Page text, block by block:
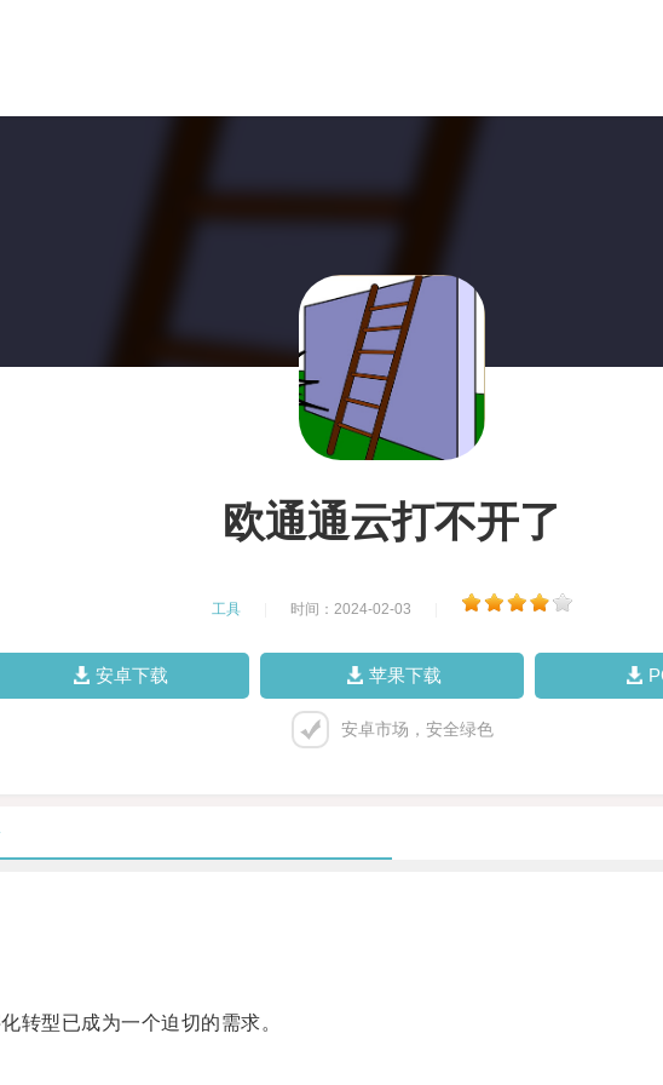
欧通通云打不开了
工具 时间：2024-02-03
安卓下载 苹果下载
安卓市场，安全绿色
型已成为一个迫切的需求。